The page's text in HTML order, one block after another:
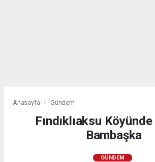
Anasayfa Gündem
Fındıklıaksu
Bambaşka
GÜNDEM